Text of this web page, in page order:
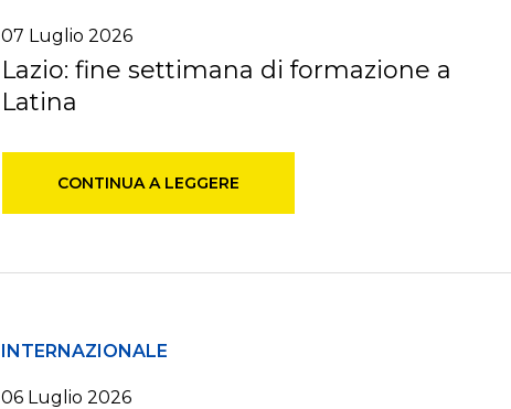
07 Luglio 2026
Lazio: fine settimana di formazione a
Latina
CONTINUA A LEGGERE
INTERNAZIONALE
06 Luglio 2026